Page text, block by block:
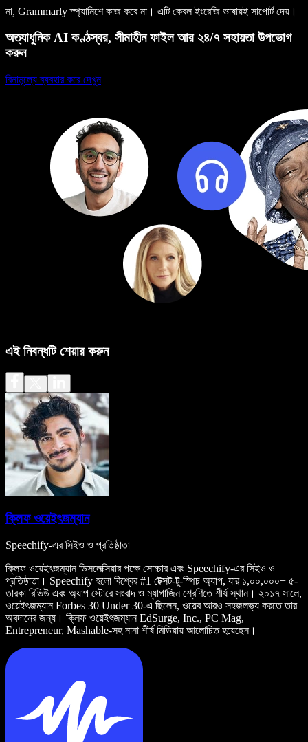
না, Grammarly স্প্যানিশে কাজ করে না। এটি কেবল ইংরেজি ভাষায়ই সাপোর্ট দেয়।
অত্যাধুনিক AI কণ্ঠস্বর, সীমাহীন ফাইল আর ২৪/৭ সহায়তা উপভোগ
করুন
বিনামূল্যে ব্যবহার করে দেখুন
এই নিবন্ধটি শেয়ার করুন
ক্লিফ ওয়েইৎজম্যান
Speechify-এর সিইও ও প্রতিষ্ঠাতা
ক্লিফ ওয়েইৎজম্যান ডিসলেক্সিয়ার পক্ষে সোচ্চার এবং Speechify-এর সিইও ও
প্রতিষ্ঠাতা। Speechify হলো বিশ্বের #1 টেক্সট-টু-স্পিচ অ্যাপ, যার ১,০০,০০০+ ৫-
তারকা রিভিউ এবং অ্যাপ স্টোরে সংবাদ ও ম্যাগাজিন শ্রেণিতে শীর্ষ স্থান। ২০১৭ সালে,
ওয়েইৎজম্যান Forbes 30 Under 30-এ ছিলেন, ওয়েব আরও সহজলভ্য করতে তার
অবদানের জন্য। ক্লিফ ওয়েইৎজম্যান EdSurge, Inc., PC Mag,
Entrepreneur, Mashable-সহ নানা শীর্ষ মিডিয়ায় আলোচিত হয়েছেন।